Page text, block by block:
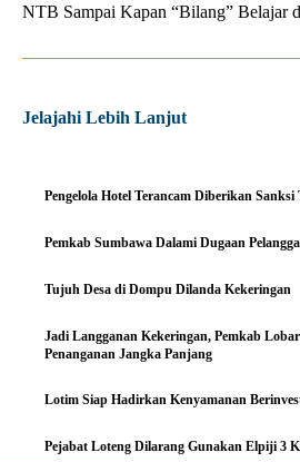
NTB Sampai Kapan “Bilang” Belajar
Jelajahi Lebih Lanjut
Pengelola Hotel Terancam Diberikan Sanksi
Pemkab Sumbawa Dalami Dugaan
Tujuh Desa di Dompu Dilanda Kekeringan
Jadi Langganan Kekeringan, Pemkab
Penanganan Jangka Panjang
Lotim Siap Hadirkan Kenyamanan
Pejabat Loteng Dilarang Gunakan Elpiji 3